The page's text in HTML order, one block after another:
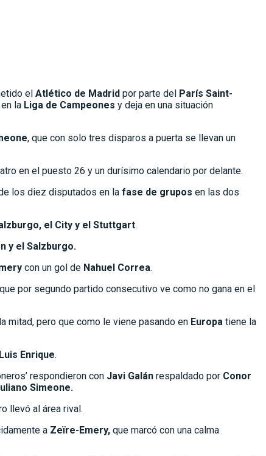
el Atlético de Madrid por parte del París Saint-
la Liga de Campeones y deja en una situación
, que con solo tres disparos a puerta se llevan un
en el puesto 26 y un durísimo calendario por delante.
los diez disputados en la fase de grupos en las dos
el City y el Stuttgart.
y el Salzburgo.
con un gol de Nahuel Correa.
por segundo partido consecutivo ve como no gana en el
mitad, pero que como le viene pasando en Europa tiene la
Luis Enrique.
respondieron con Javi Galán respaldado por Conor
Simeone.
llevó al área rival.
a Zeïre-Emery, que marcó con una calma